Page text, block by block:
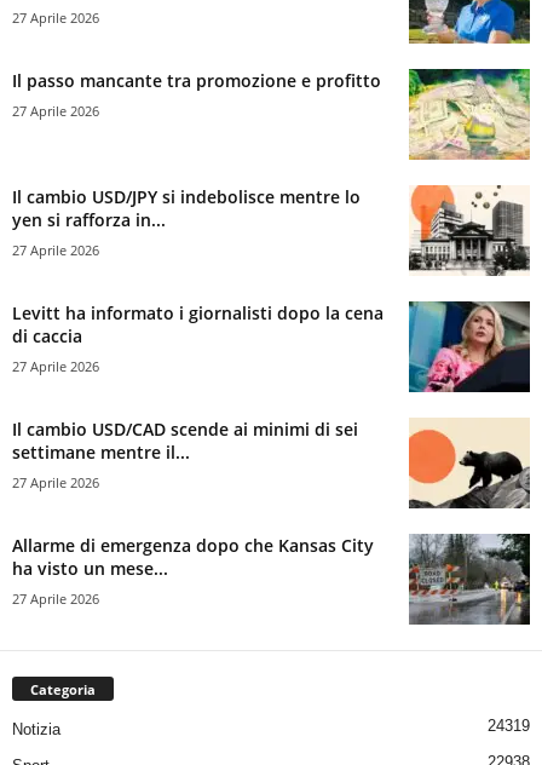
27 Aprile 2026
Il passo mancante tra promozione e profitto
27 Aprile 2026
Il cambio USD/JPY si indebolisce mentre lo
yen si rafforza in...
27 Aprile 2026
Levitt ha informato i giornalisti dopo la cena
di caccia
27 Aprile 2026
Il cambio USD/CAD scende ai minimi di sei
settimane mentre il...
27 Aprile 2026
Allarme di emergenza dopo che Kansas City
ha visto un mese...
27 Aprile 2026
Categoria
Notizia 24319